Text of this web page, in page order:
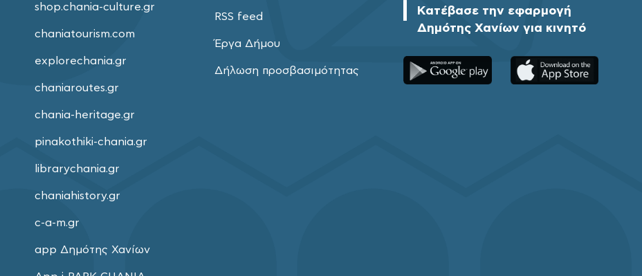
shop.chania-culture.gr
chaniatourism.com
explorechania.gr
chaniaroutes.gr
chania-heritage.gr
pinakothiki-chania.gr
librarychania.gr
chaniahistory.gr
c-a-m.gr
app Δημότης Χανίων
RSS feed
Έργα Δήμου
Δήλωση προσβασιμότητας
Κατέβασε την εφαρμογή
Δημότης Χανίων για κινητό